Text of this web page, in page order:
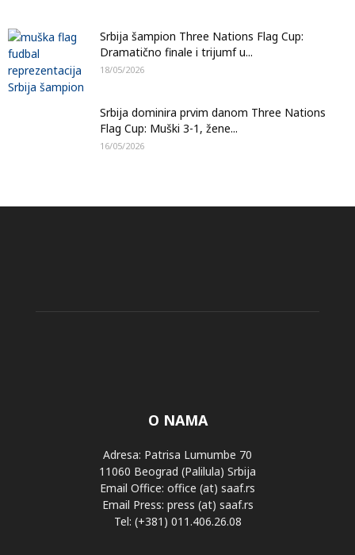
Srbija šampion Three Nations Flag Cup:
Dramatično finale i trijumf u...
18/05/2026
Srbija dominira prvim danom Three Nations
Flag Cup: Muški 3-1, žene...
16/05/2026
O NAMA
Adresa: Patrisa Lumumbe 70
11060 Beograd (Palilula) Srbija
Email Office: office (at) saaf.rs
Email Press: press (at) saaf.rs
Tel: (+381) 011.406.26.08